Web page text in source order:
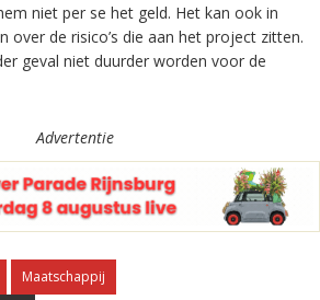
niet per se het geld. Het kan ook in
over de risico’s die aan het project zitten.
geval niet duurder worden voor de
Advertentie
Maatschappij